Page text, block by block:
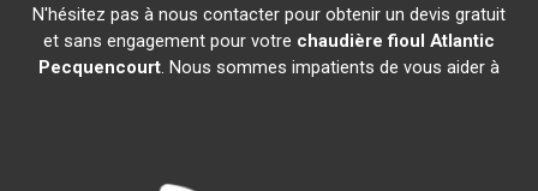
N'hésitez pas à nous contacter pour obtenir un devis gratuit
et sans engagement pour votre chaudière fioul Atlantic
Pecquencourt. Nous sommes impatients de vous aider à